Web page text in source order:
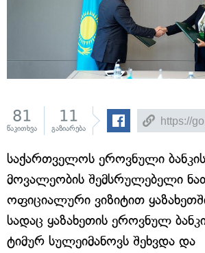
81
წაკითხვა
11
გაზიარება
საქართველოს ეროვნული
მოვალეობის შემსრულებელი
ოფიციალური ვიზიტით
სადაც ყაზახეთის ეროვნულ
ტიმურ სულეიმანოვს შეხვდა და